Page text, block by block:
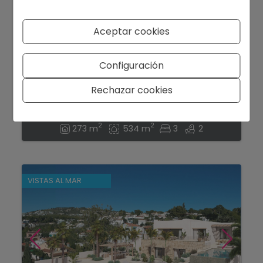
495.000 €
Villa con vistas al mar y vistas al Peñón de
Ifach en Moraira...
Moraira Ref. 12725DR
273 m2 534 m2 3 2
VISTAS AL MAR
Aceptar cookies
Configuración
Rechazar cookies